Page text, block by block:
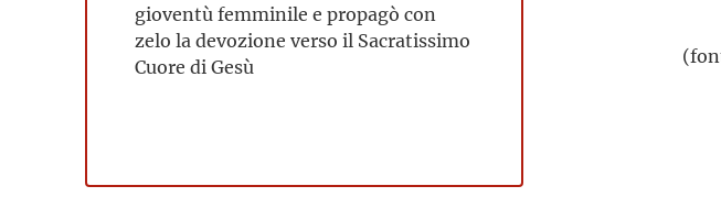
gioventù femminile e propagò con
zelo la devozione verso il Sacratissimo
Cuore di Gesù